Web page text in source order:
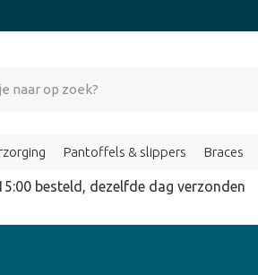
Pantoffels & slippers Braces
besteld, dezelfde dag